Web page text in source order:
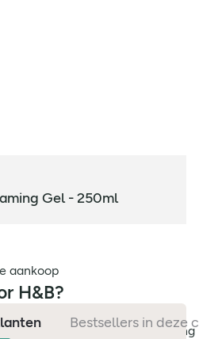
Gel - 250ml
aankoop
H&B?
& natuurlijke verzorging
Bestsellers in deze